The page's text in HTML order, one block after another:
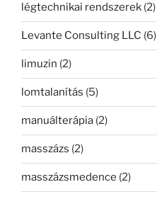
légtechnikai rendszerek (2)
Levante Consulting LLC (6)
limuzin (2)
lomtalanítás (5)
manuálterápia (2)
masszázs (2)
masszázsmedence (2)